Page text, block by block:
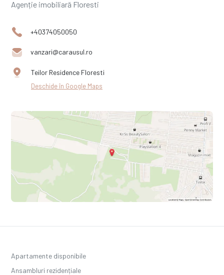
Agenție imobiliară Floresti
+40374050050
vanzari@carausul.ro
Teilor Residence Floresti
Deschide în Google Maps
Apartamente disponibile
Ansambluri rezidențiale